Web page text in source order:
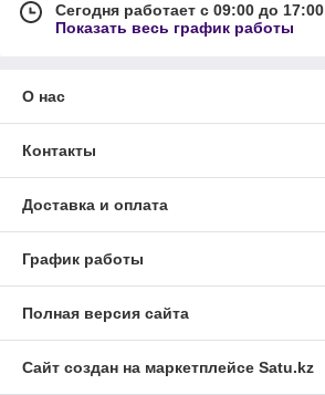
Сегодня работает с 09:00 до 17:00
Показать весь график работы
О нас
Контакты
Доставка и оплата
График работы
Полная версия сайта
Сайт создан на маркетплейсе Satu.kz